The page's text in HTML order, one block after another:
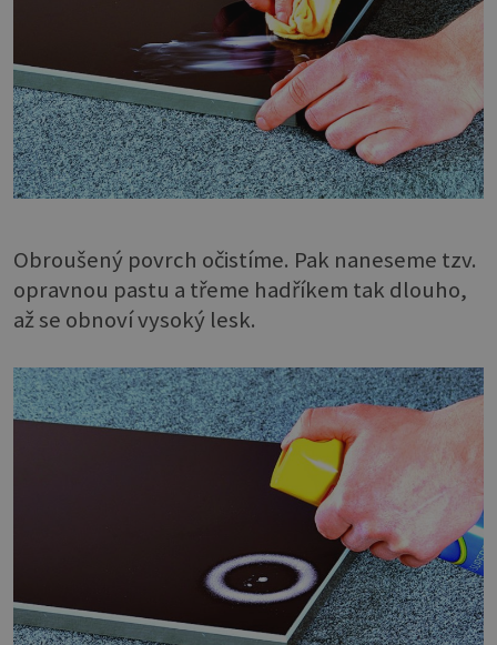
Obroušený povrch očistíme. Pak naneseme tzv.
opravnou pastu a třeme hadříkem tak dlouho,
až se obnoví vysoký lesk.